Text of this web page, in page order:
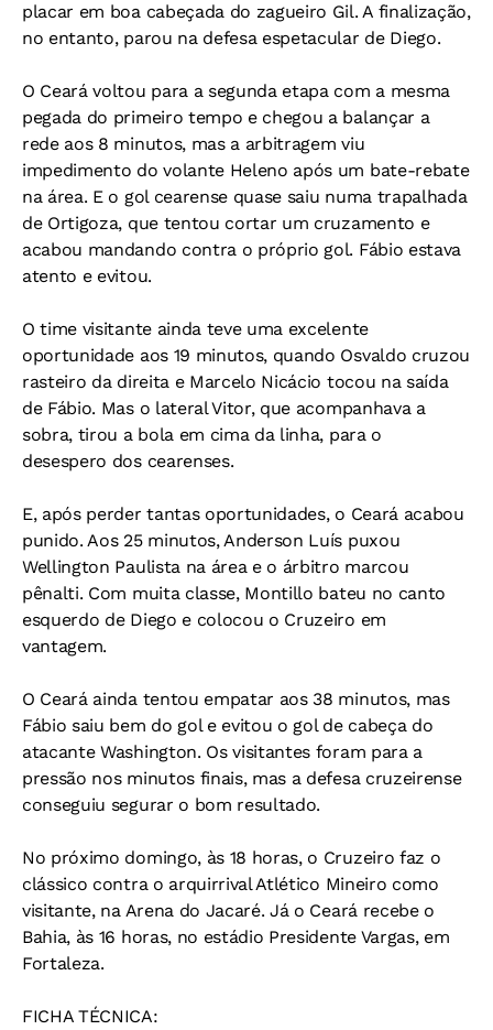
placar em boa cabeçada do zagueiro Gil. A finalização,
no entanto, parou na defesa espetacular de Diego.
O Ceará voltou para a segunda etapa com a mesma
pegada do primeiro tempo e chegou a balançar a
rede aos 8 minutos, mas a arbitragem viu
impedimento do volante Heleno após um bate-rebate
na área. E o gol cearense quase saiu numa trapalhada
de Ortigoza, que tentou cortar um cruzamento e
acabou mandando contra o próprio gol. Fábio estava
atento e evitou.
O time visitante ainda teve uma excelente
oportunidade aos 19 minutos, quando Osvaldo cruzou
rasteiro da direita e Marcelo Nicácio tocou na saída
de Fábio. Mas o lateral Vitor, que acompanhava a
sobra, tirou a bola em cima da linha, para o
desespero dos cearenses.
E, após perder tantas oportunidades, o Ceará acabou
punido. Aos 25 minutos, Anderson Luís puxou
Wellington Paulista na área e o árbitro marcou
pênalti. Com muita classe, Montillo bateu no canto
esquerdo de Diego e colocou o Cruzeiro em
vantagem.
O Ceará ainda tentou empatar aos 38 minutos, mas
Fábio saiu bem do gol e evitou o gol de cabeça do
atacante Washington. Os visitantes foram para a
pressão nos minutos finais, mas a defesa cruzeirense
conseguiu segurar o bom resultado.
No próximo domingo, às 18 horas, o Cruzeiro faz o
clássico contra o arquirrival Atlético Mineiro como
visitante, na Arena do Jacaré. Já o Ceará recebe o
Bahia, às 16 horas, no estádio Presidente Vargas, em
Fortaleza.
FICHA TÉCNICA: